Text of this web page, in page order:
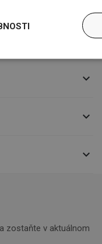




zostaňte v aktuálnom